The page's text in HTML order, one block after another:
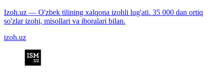
Izoh.uz — O'zbek tilining xalqona izohli lug'ati. 35 000 dan ortiq
so'zlar izohi, misollari va iboralari bilan.
izoh.uz